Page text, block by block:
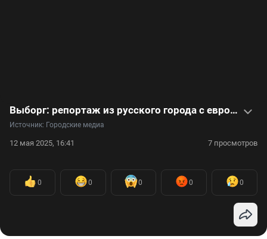
Выборг: репортаж из русского города с европейским колоритом
Источник: Городские медиа
12 мая 2025, 16:41 7 просмотров
0 0 0 0 0